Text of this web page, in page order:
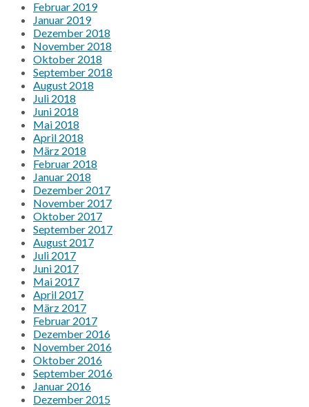
Februar 2019
Januar 2019
Dezember 2018
November 2018
Oktober 2018
September 2018
August 2018
Juli 2018
Juni 2018
Mai 2018
April 2018
März 2018
Februar 2018
Januar 2018
Dezember 2017
November 2017
Oktober 2017
September 2017
August 2017
Juli 2017
Juni 2017
Mai 2017
April 2017
März 2017
Februar 2017
Dezember 2016
November 2016
Oktober 2016
September 2016
Januar 2016
Dezember 2015